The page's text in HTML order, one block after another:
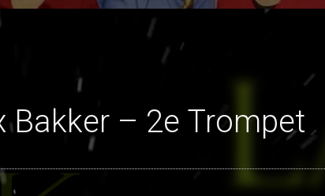
Bakker – 2e Trompet